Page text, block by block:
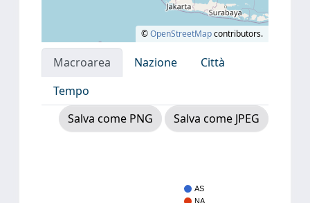
©OpenStreetMapcontributors.
Macroarea Nazione
Città
Tempo
Salva come PNG
Salva come JPEG
AS
NA